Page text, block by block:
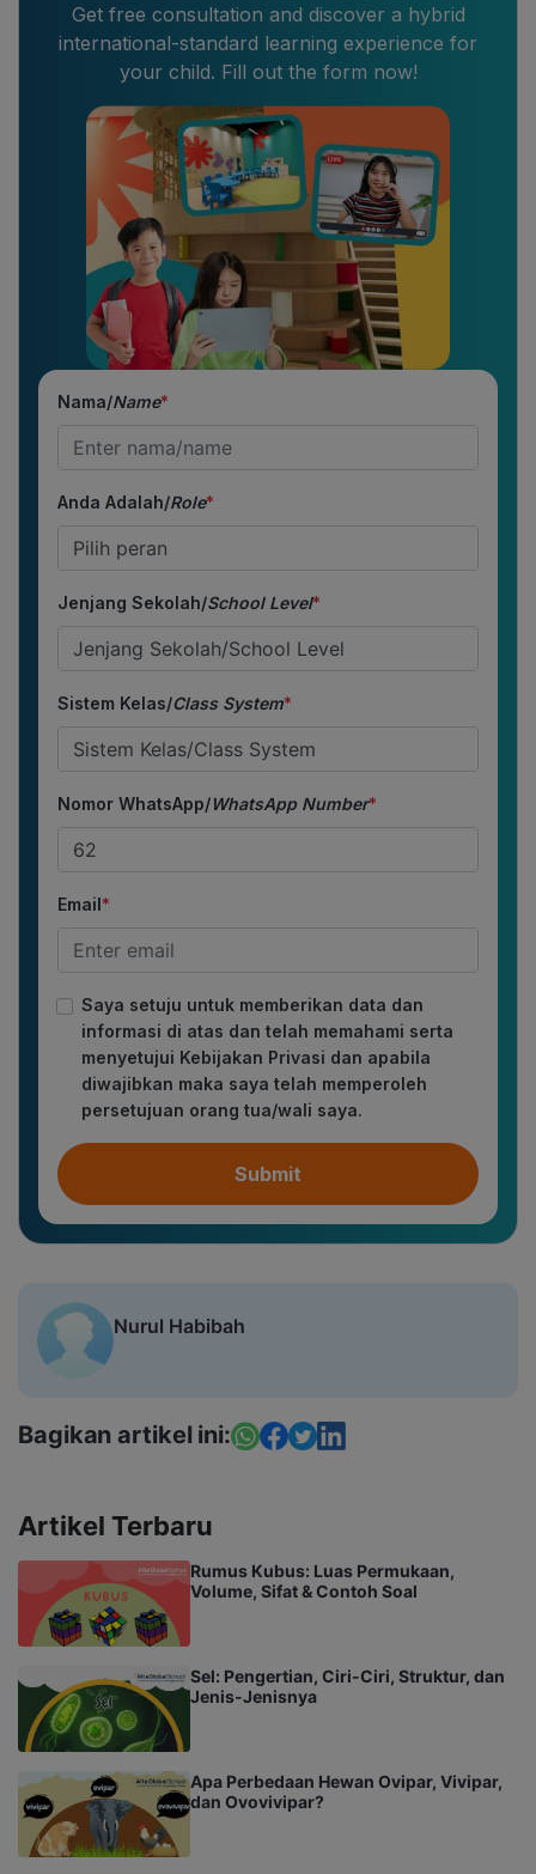
Get free consultation and discover a hybrid
international-standard learning experience for
your child. Fill out the form now!
Nama/Name*
Anda Adalah/Role*
Jenjang Sekolah/School Level*
Sistem Kelas/Class System*
Nomor WhatsApp/WhatsApp Number*
Email*
Saya setuju untuk memberikan data dan
informasi di atas dan telah memahami serta
menyetujui Kebijakan Privasi dan apabila
diwajibkan maka saya telah memperoleh
persetujuan orang tua/wali saya.
Submit
Nurul Habibah
Bagikan artikel ini:
Artikel Terbaru
Rumus Kubus: Luas Permukaan,
Volume, Sifat & Contoh Soal
Sel: Pengertian, Ciri-Ciri, Struktur, dan
Jenis-Jenisnya
Apa Perbedaan Hewan Ovipar, Vivipar,
dan Ovovivipar?